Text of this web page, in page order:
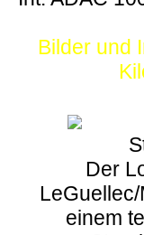
Bilder und
Der
einem